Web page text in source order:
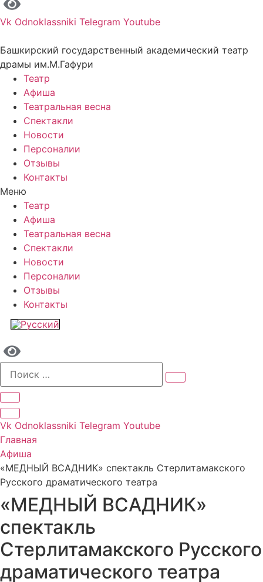
Vk Odnoklassniki Telegram Youtube
Башкирский государственный академический театр
драмы им.М.Гафури
Театр
Афиша
Театральная весна
Спектакли
Новости
Персоналии
Отзывы
Контакты
Меню
Театр
Афиша
Театральная весна
Спектакли
Новости
Персоналии
Отзывы
Контакты
Vk Odnoklassniki Telegram Youtube
Главная
Афиша
«МЕДНЫЙ ВСАДНИК» спектакль Стерлитамакского
Русского драматического театра
«МЕДНЫЙ ВСАДНИК»
спектакль
Стерлитамакского Русского
драматического театра